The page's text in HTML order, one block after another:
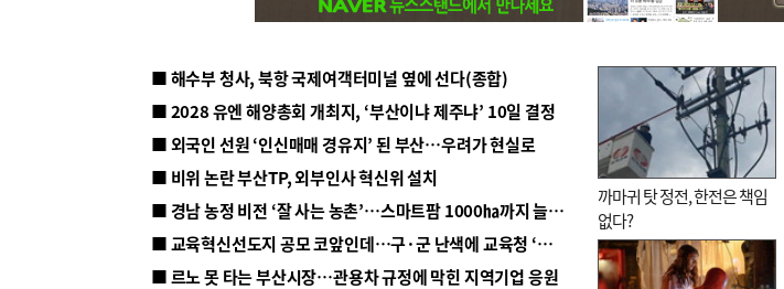
■ 해수부 청사, 북항 국제여객터미널 옆에 선다(종합)
■ 2028 유엔 해양총회 개최지, ‘부산이냐 제주냐’ 10일 결정
■ 외국인 선원 ‘인신매매 경유지’ 된 부산…우려가 현실로
■ 비위 논란 부산TP, 외부인사 혁신위 설치
■ 경남 농정 비전 ‘잘 사는 농촌’…스마트팜 1000㏊까지 늘린다
■ 교육혁신선도지 공모 코앞인데…구·군 난색에 교육청 ‘쩔쩔’
■ 르노 못 타는 부산시장…관용차 규정에 막힌 지역기업 응원
까마귀 탓 정전, 한전은 책임
없다?